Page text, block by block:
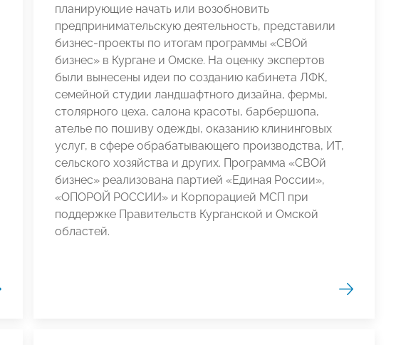
планирующие начать или возобновить
предпринимательскую деятельность, представили
бизнес-проекты по итогам программы «СВОй
бизнес» в Кургане и Омске. На оценку экспертов
были вынесены идеи по созданию кабинета ЛФК,
семейной студии ландшафтного дизайна, фермы,
столярного цеха, салона красоты, барбершопа,
ателье по пошиву одежды, оказанию клининговых
услуг, в сфере обрабатывающего производства, ИТ,
сельского хозяйства и других. Программа «СВОй
бизнес» реализована партией «Единая России»,
«ОПОРОЙ РОССИИ» и Корпорацией МСП при
поддержке Правительств Курганской и Омской
областей.